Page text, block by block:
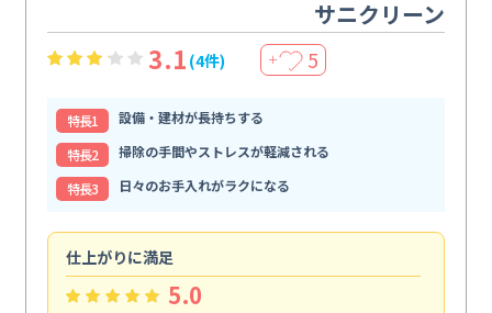
サニクリーン
3.1 (4件) ＋ 5
特⻑1
設備・建材が長持ちする
特⻑2
掃除の手間やストレスが軽減される
特⻑3
日々のお手入れがラクになる
仕上がりに満足
5.0